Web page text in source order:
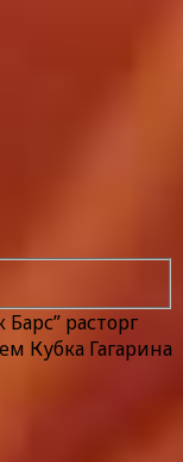
Барс” расторг
Кубка Гагарина